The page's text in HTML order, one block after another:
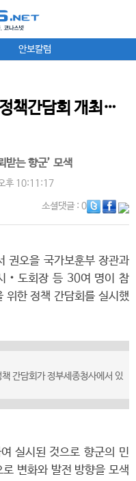
안보칼럼
책간담회 개최…
받는 향군’ 모색
후 10:11:17
소셜댓글: 0
권오을 국가보훈부 장관과
‧도회장 등 30여 명이 참
위한 정책 간담회를 실시했
간담회가 정부세종청사에서 있
실시된 것으로 향군의 민
변화와 발전 방향을 모색